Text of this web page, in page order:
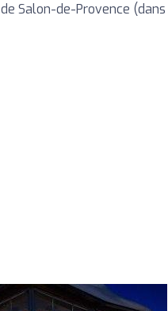
Salon-de-Provence